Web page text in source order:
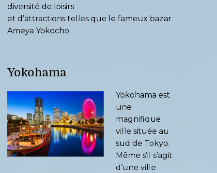
diversité de loisirs
et d’attractions telles que le fameux bazar
Ameya Yokocho.
Yokohama
Yokohama est
une
magnifique
ville située au
sud de Tokyo.
Même s’il s’agit
d’une ville